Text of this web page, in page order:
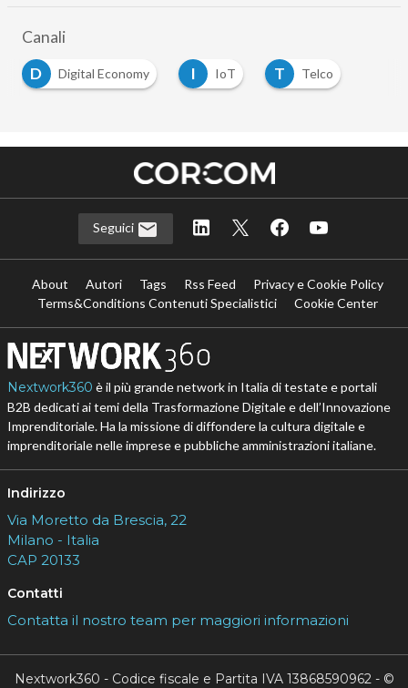
Canali
D
Digital Economy I IoT T Telco
Seguici
About Autori Tags Rss Feed
Privacy e Cookie Policy
Terms&Conditions Contenuti Specialistici
Cookie Center
Nextwork360 è il più grande network in Italia di testate e portali
B2B dedicati ai temi della Trasformazione Digitale e dell’Innovazione
Imprenditoriale. Ha la missione di diffondere la cultura digitale e
imprenditoriale nelle imprese e pubbliche amministrazioni italiane.
Indirizzo
Via Moretto da Brescia, 22
Milano - Italia
CAP 20133
Contatti
Contatta il nostro team per maggiori informazioni
Nextwork360 - Codice fiscale e Partita IVA 13868590962 - ©